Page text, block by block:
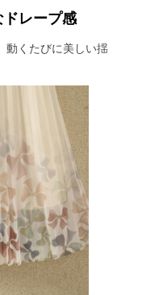
ドレープ感
動くたびに美しい揺